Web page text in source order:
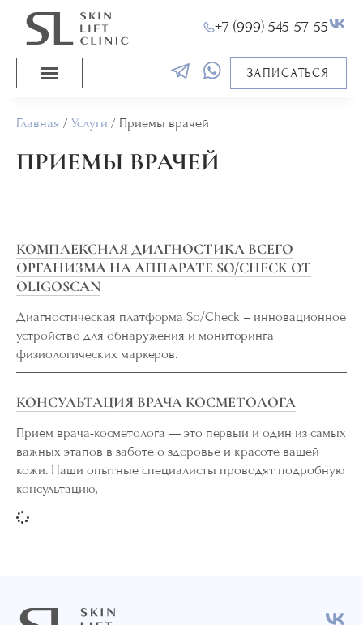
+7 (999) 545-57-55
ЗАПИСАТЬСЯ
Главная / Услуги / Приемы врачей
ПРИЕМЫ ВРАЧЕЙ
КОМПЛЕКСНАЯ ДИАГНОСТИКА ВСЕГО
ОРГАНИЗМА НА АППАРАТЕ SO/CHECK ОТ
OLIGOSCAN
Диагностическая платформа So/Check – инновационное
устройство для обнаружения и мониторинга
физиологических маркеров.
КОНСУЛЬТАЦИЯ ВРАЧА КОСМЕТОЛОГА
Приём врача-косметолога — это первый и один из самых
важных этапов в заботе о здоровье и красоте вашей
кожи. Наши опытные специалисты проводят подробную
консультацию,